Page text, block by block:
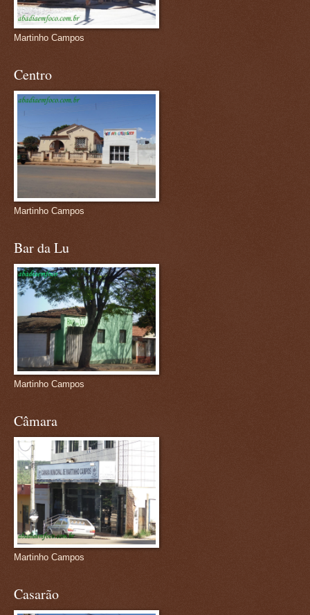
Martinho Campos
Centro
Martinho Campos
Bar da Lu
Martinho Campos
Câmara
Martinho Campos
Casarão